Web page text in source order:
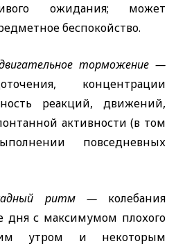
ожидания; может
беспокойство.
торможение —
концентрации
реакций, движений,
активности (в том
повседневных
ритм — колебания
дня с максимумом плохого
утром и некоторым